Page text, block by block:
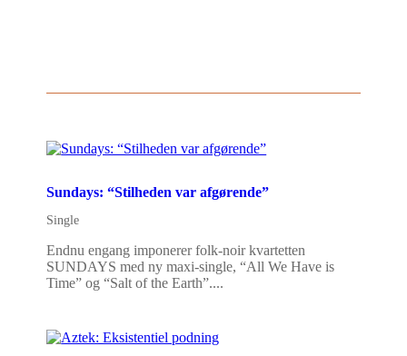
Sundays: “Stilheden var afgørende”
Single
Endnu engang imponerer folk-noir kvartetten
SUNDAYS med ny maxi-single, “All We Have is
Time” og “Salt of the Earth”....